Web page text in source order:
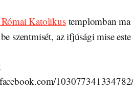
Katolikustemplomban ma
szentmisét, az ifjúsági mise